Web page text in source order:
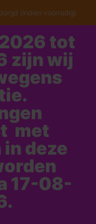
(indien voorradig)
tot
zijn wij
met
deze
17-08-